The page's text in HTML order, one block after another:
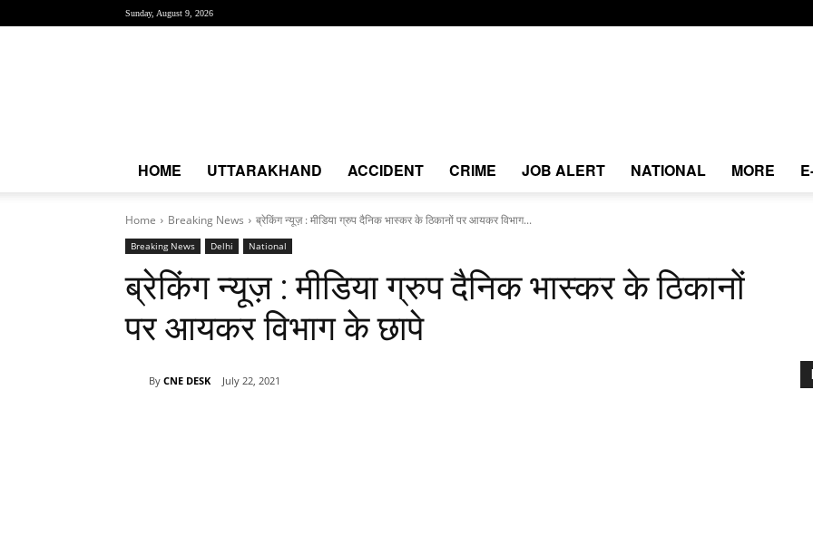
Sunday, August 9, 2026
HOME UTTARAKHAND ACCIDENT CRIME JOB ALERT NATIONAL MORE
Home Breaking News ब्रेकिंग न्यूज़ : मीडिया ग्रुप दैनिक भास्कर के ठिकानों पर आयकर विभाग...
Breaking News Delhi National
ब्रेकिंग न्यूज़ : मीडिया ग्रुप दैनिक भास्कर के ठिकानों
पर आयकर विभाग के छापे
By CNE DESK July 22, 2021